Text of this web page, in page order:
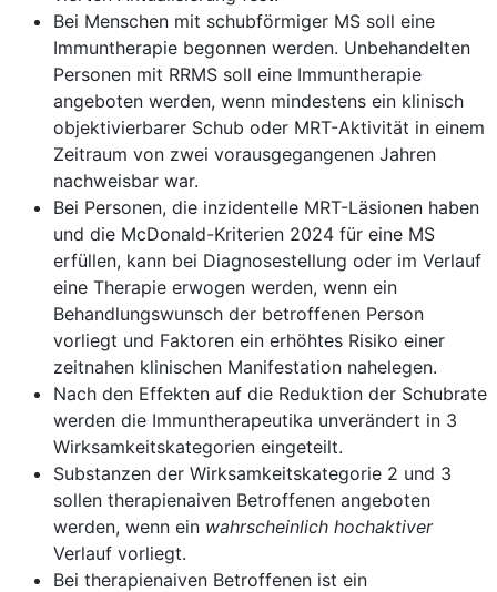
Bei Menschen mit schubförmiger MS soll eine
Immuntherapie begonnen werden. Unbehandelten
Personen mit RRMS soll eine Immuntherapie
angeboten werden, wenn mindestens ein klinisch
objektivierbarer Schub oder MRT-Aktivität in einem
Zeitraum von zwei vorausgegangenen Jahren
nachweisbar war.
Bei Personen, die inzidentelle MRT-Läsionen haben
und die McDonald-Kriterien 2024 für eine MS
erfüllen, kann bei Diagnosestellung oder im Verlauf
eine Therapie erwogen werden, wenn ein
Behandlungswunsch der betroffenen Person
vorliegt und Faktoren ein erhöhtes Risiko einer
zeitnahen klinischen Manifestation nahelegen.
Nach den Effekten auf die Reduktion der Schubrate
werden die Immuntherapeutika unverändert in 3
Wirksamkeitskategorien eingeteilt.
Substanzen der Wirksamkeitskategorie 2 und 3
sollen therapienaiven Betroffenen angeboten
werden, wenn ein wahrscheinlich hochaktiver
Verlauf vorliegt.
Bei therapienaiven Betroffenen ist ein